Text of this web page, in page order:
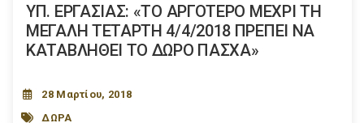
ΥΠ. ΕΡΓΑΣΙΑΣ: «ΤΟ ΑΡΓΟΤΕΡΟ ΜΕΧΡΙ ΤΗ
ΜΕΓΑΛΗ ΤΕΤΑΡΤΗ 4/4/2018 ΠΡΕΠΕΙ ΝΑ
ΚΑΤΑΒΛΗΘΕΙ ΤΟ ΔΩΡΟ ΠΑΣΧΑ»
28 Μαρτίου, 2018
ΔΩΡΑ